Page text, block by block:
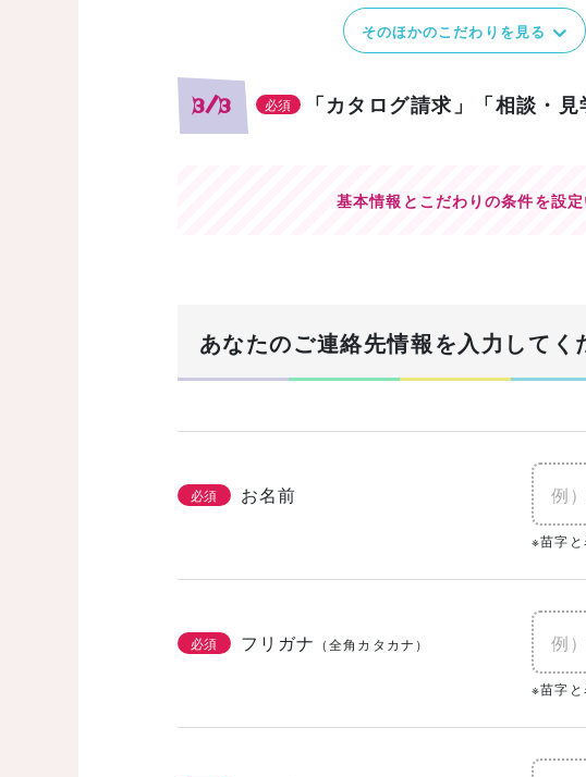
そのほかのこだわりを見る
3/3 必須 「カタログ請求」「相談・
基本情報とこだわりの条件を設定
あなたのご連絡先情報を入力してく
必須 お名前
※苗字と
必須 フリガナ （全角カタカナ）
※苗字と